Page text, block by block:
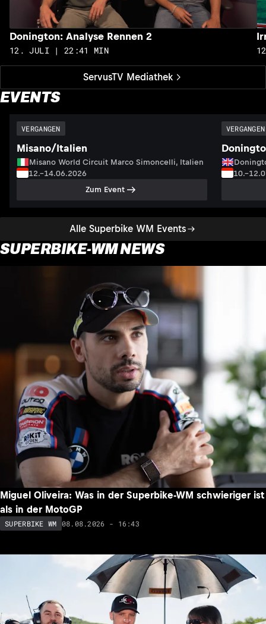
ServusTV Mediathek
Donington: Analyse Rennen 2
12. JULI | 22:41 MIN
EVENTS
Alle Superbike WM Events
VERGANGEN
Misano/Italien
Misano World Circuit Marco Simoncelli, Italien
12.–14.06.2026
Zum Event
VERGANGEN
SUPERBIKE-WM NEWS
Miguel Oliveira: Was in der Superbike-WM schwieriger ist
als in der MotoGP
SUPERBIKE WM 08.08.2026 - 16:43